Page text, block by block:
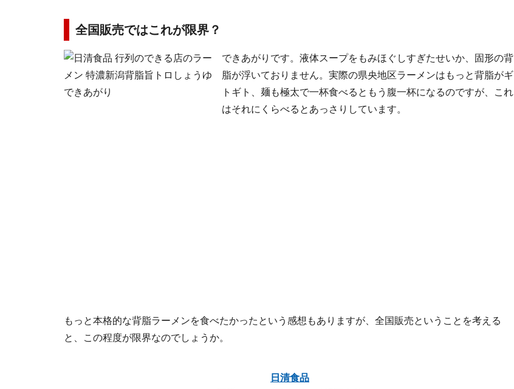
全国販売ではこれが限界？
できあがりです。液体スープをもみほぐしすぎたせいか、固形の背
脂が浮いておりません。実際の県央地区ラーメンはもっと背脂がギ
トギト、麺も極太で一杯食べるともう腹一杯になるのですが、これ
はそれにくらべるとあっさりしています。
もっと本格的な背脂ラーメンを食べたかったという感想もありますが、全国販売ということを考える
と、この程度が限界なのでしょうか。
日清食品